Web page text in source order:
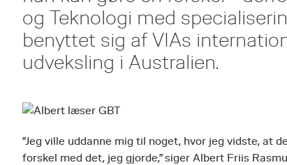
og Teknologi med
benyttet sig af VIAs
udveksling i Australien.
”Jeg ville uddanne mig til noget, hvor jeg vidste, at
forskel med det, jeg gjorde,” siger Albert Friis